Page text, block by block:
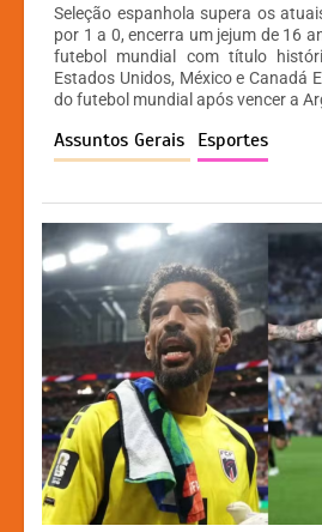
at
s
A
p
c
e
b
o
k
s
s
e
n
er
p
y
Li
n
Seleção espanhola supera os
por 1 a 0, encerra um jejum de 16
futebol mundial com título
Estados Unidos, México e Canadá
do futebol mundial após vencer a
Assuntos Gerais Esportes